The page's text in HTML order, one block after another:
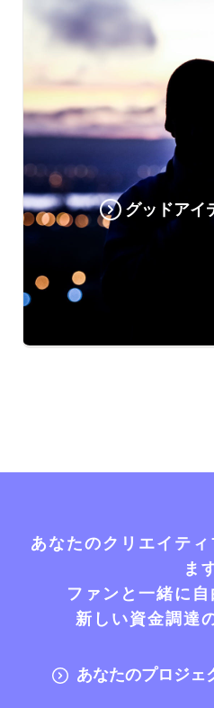
グッドアイ
あなたのクリエイテ
ま
ファンと一緒に
新しい資金調達
あなたのプロジェ